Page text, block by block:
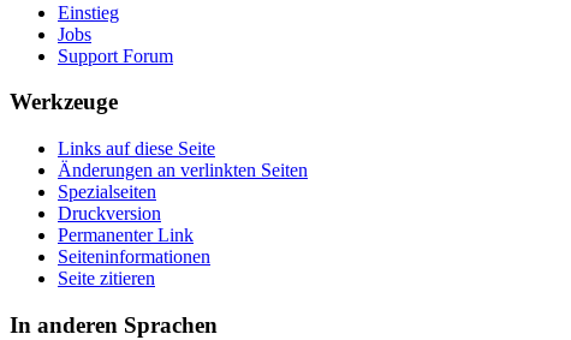
Einstieg
Jobs
Support Forum
Werkzeuge
Links auf diese Seite
Änderungen an verlinkten Seiten
Spezialseiten
Druckversion
Permanenter Link
Seiten­informationen
Seite zitieren
In anderen Sprachen